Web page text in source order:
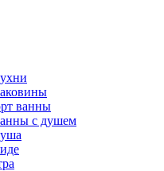
ванны
с душем